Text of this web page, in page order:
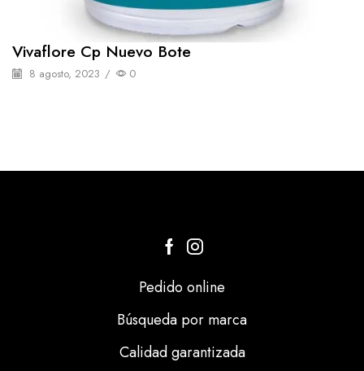
Vivaflore Cp Nuevo Bote
8 agosto, 2023 / 0
Pedido online
Búsqueda por marca
Calidad garantizada